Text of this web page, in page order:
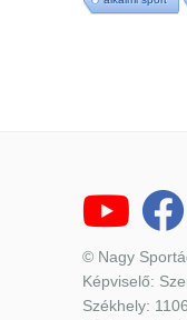
© Nagy
Képviselő:
Székhely: